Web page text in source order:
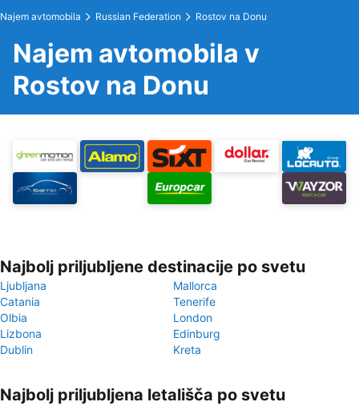
Najem avtomobila Russian Federation Rostov na Donu
Najem avtomobila v
Rostov na Donu
Najbolj priljubljene destinacije po svetu
Ljubljana
Mallorca
Catania
Tenerife
Olbia
London
Lizbona
Edinburg
Dublin
Kreta
Najbolj priljubljena letališča po svetu